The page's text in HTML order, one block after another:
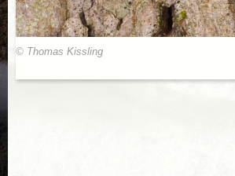
© Thomas Kissling